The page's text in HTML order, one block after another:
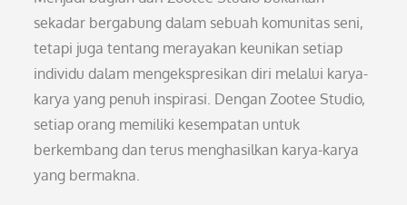
sekadar bergabung dalam sebuah komunitas seni,
tetapi juga tentang merayakan keunikan setiap
individu dalam mengekspresikan diri melalui karya-
karya yang penuh inspirasi. Dengan Zootee Studio,
setiap orang memiliki kesempatan untuk
berkembang dan terus menghasilkan karya-karya
yang bermakna.